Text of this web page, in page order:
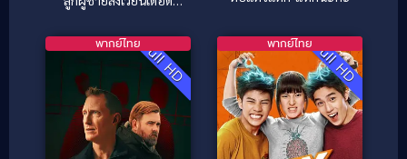
Full HD
พากย์ไทย Full HD
พากย์ไทย